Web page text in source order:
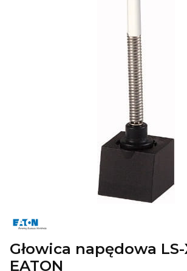
Głowica napędowa LS-
EATON